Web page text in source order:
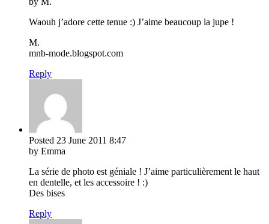
Waouh j’adore cette tenue :) J’aime beaucoup la jupe !
M.
mnb-mode.blogspot.com
Reply
Posted 23 June 2011 8:47
by Emma
La série de photo est géniale ! J’aime particulièrement le haut
en dentelle, et les accessoire ! :)
Des bises
Reply